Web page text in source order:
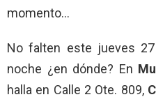
momento…
No falten este jueves
noche ¿en dónde? En
halla en Calle 2 Ote. 809,